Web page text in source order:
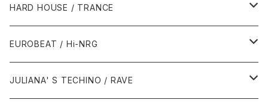
1980年代
1987年・以前
1988年
1990年代
1990年
2000年代
HARD HOUSE / TRANCE
1990年代
1994年・以前
2000年代
EUROBEAT / Hi-NRG
1980年代
JULIANA' S TECHINO / RAVE